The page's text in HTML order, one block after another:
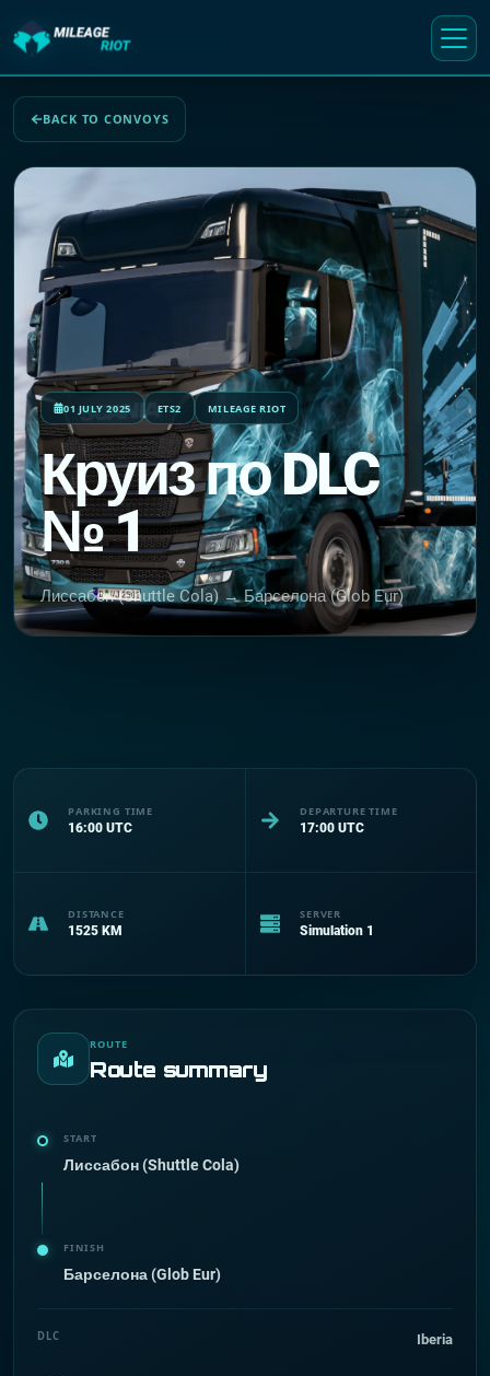
BACK TO CONVOYS
01 JULY 2025 ETS2 MILEAGE RIOT
Круиз по DLC
№ 1
Лиссабон (Shuttle Cola) → Барселона (Glob Eur)
PARKING TIME
16:00 UTC
DEPARTURE TIME
17:00 UTC
DISTANCE
1525 KM
SERVER
Simulation 1
ROUTE
Route summary
START
Лиссабон (Shuttle Cola)
FINISH
Барселона (Glob Eur)
DLC Iberia